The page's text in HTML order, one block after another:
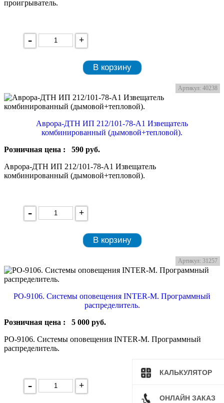
КАЛЬКУЛЯТОР
ОНЛАЙН ЗАКАЗ
проигрыватель.
- +
В корзину
Артикул: 40238
Аврора-ДТН ИП 212/101-78-А1 Извещатель
комбинированный (дымовой+тепловой).
Розничная цена : 590 руб.
Аврора-ДТН ИП 212/101-78-А1 Извещатель
комбинированный (дымовой+тепловой).
- +
В корзину
Артикул: 31257
PO-9106. Системы оповещения INTER-M. Программный
распределитель.
Розничная цена : 5 000 руб.
PO-9106. Системы оповещения INTER-M. Программный
распределитель.
- +